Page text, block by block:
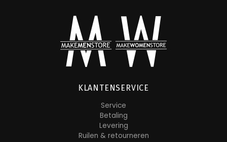
KLANTENSERVICE
Service
Betaling
Levering
Ruilen & retourneren